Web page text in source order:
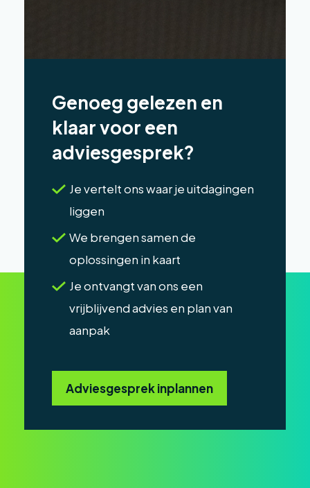
Genoeg gelezen en
klaar voor een
adviesgesprek?
Je vertelt ons waar je uitdagingen
liggen
We brengen samen de
oplossingen in kaart
Je ontvangt van ons een
vrijblijvend advies en plan van
aanpak
Adviesgesprek inplannen